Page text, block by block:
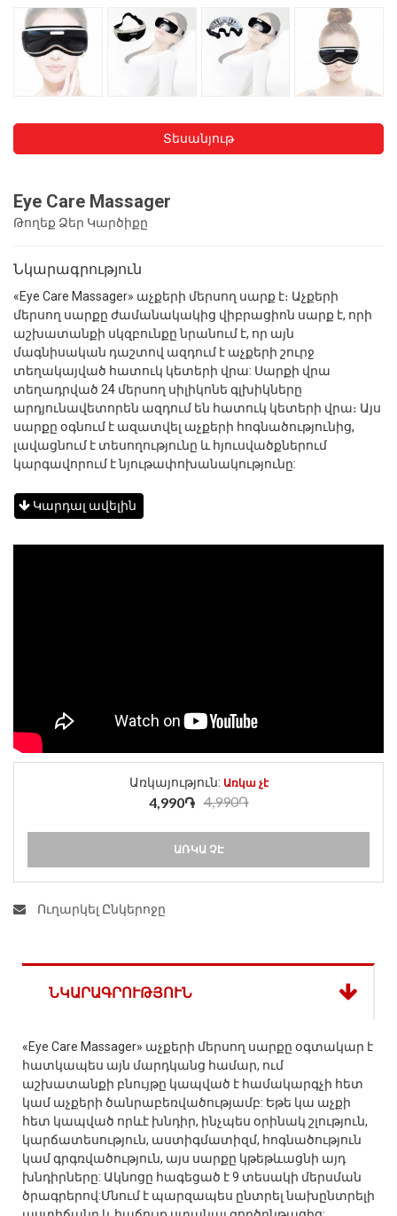
Տեսանյութ
Eye Care Massager
Թողեք Ձեր Կարծիքը
Նկարագրություն
«Eye Care Massager» աչքերի մերսող սարք է։ Աչքերի
մերսող սարքը ժամանակակից վիբրացիոն սարք է, որի
աշխատանքի սկզբունքը նրանում է, որ այն
մագնիսական դաշտով ազդում է աչքերի շուրջ
տեղակայված հատուկ կետերի վրա: Սարքի վրա
տեղադրված 24 մերսող սիլիկոնե գլխիկները
արդյունավետորեն ազդում են հատուկ կետերի վրա։ Այս
սարքը օգնում է ազատվել աչքերի հոգնածությունից,
լավացնում է տեսողությունը և հյուսվածքներում
կարգավորում է նյութափոխանակությունը:
Կարդալ ավելին
Առկայություն: Առկա չէ
4,990֏ 4,990֏
ԱՌԿԱ ՉԷ
Ուղարկել Ընկերոջը
ՆԿԱՐԱԳՐՈՒԹՅՈՒՆ
«Eye Care Massager» աչքերի մերսող սարքը օգտակար է
հատկապես այն մարդկանց համար, ում
աշխատանքի բնույթը կապված է համակարգչի հետ
կամ աչքերի ծանրաբեռվածությամբ: Եթե կա աչքի
հետ կապված որևէ խնդիր, ինչպես օրինակ շլություն,
կարճատեսություն, աստիգմատիզմ, հոգնածություն
կամ գրգռվածություն, այս սարքը կթեթևացնի այդ
խնդիրները: Ակնոցը հագեցած է 9 տեսակի մերսման
ծրագրերով:Մնում է պարզապես ընտրել նախընտրելի